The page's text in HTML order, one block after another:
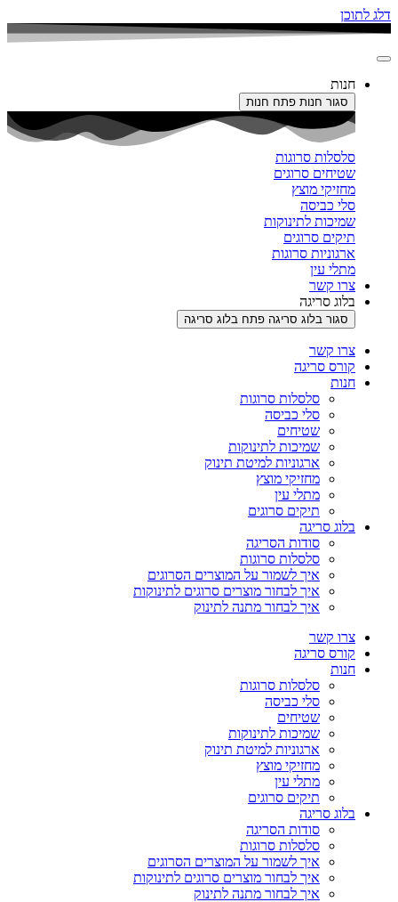
דלג לתוכן
חנות
סגור חנות פתח חנות
סלסלות סרוגות
שטיחים סרוגים
מחזיקי מוצץ
סלי כביסה
שמיכות לתינוקות
תיקים סרוגים
ארגוניות סרוגות
מתלי עין
צרו קשר
בלוג סריגה
סגור בלוג סריגה פתח בלוג סריגה
צרו קשר
קורס סריגה
חנות
סלסלות סרוגות
סלי כביסה
שטיחים
שמיכות לתינוקות
ארגוניות למיטת תינוק
מחזיקי מוצץ
מתלי עין
תיקים סרוגים
בלוג סריגה
סודות הסריגה
סלסלות סרוגות
איך לשמור על המוצרים הסרוגים
איך לבחור מוצרים סרוגים לתינוקות
איך לבחור מתנה לתינוק
צרו קשר
קורס סריגה
חנות
סלסלות סרוגות
סלי כביסה
שטיחים
שמיכות לתינוקות
ארגוניות למיטת תינוק
מחזיקי מוצץ
מתלי עין
תיקים סרוגים
בלוג סריגה
סודות הסריגה
סלסלות סרוגות
איך לשמור על המוצרים הסרוגים
איך לבחור מוצרים סרוגים לתינוקות
איך לבחור מתנה לתינוק